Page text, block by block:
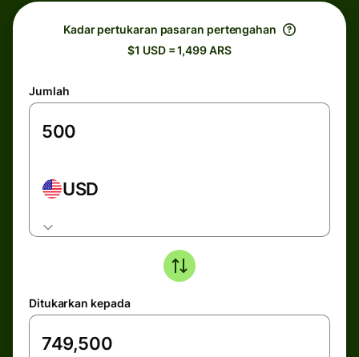
Kadar pertukaran pasaran pertengahan
$1 USD = 1,499 ARS
Jumlah
USD
Ditukarkan kepada